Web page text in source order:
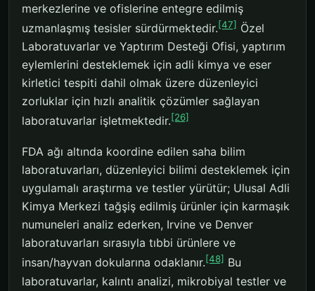
merkezlerine ve ofislerine entegre edilmiş
uzmanlaşmış tesisler sürdürmektedir.[47] Özel
Laboratuvarlar ve Yaptırım Desteği Ofisi, yaptırım
eylemlerini desteklemek için adli kimya ve eser
kirletici tespiti dahil olmak üzere düzenleyici
zorluklar için hızlı analitik çözümler sağlayan
laboratuvarlar işletmektedir.[26]
FDA ağı altında koordine edilen saha bilim
laboratuvarları, düzenleyici bilimi desteklemek için
uygulamalı araştırma ve testler yürütür; Ulusal Adli
Kimya Merkezi tağşiş edilmiş ürünler için karmaşık
numuneleri analiz ederken, Irvine ve Denver
laboratuvarları sırasıyla tıbbi ürünlere ve
insan/hayvan dokularına odaklanır.[48] Bu
laboratuvarlar, kalıntı analizi, mikrobiyal testler ve